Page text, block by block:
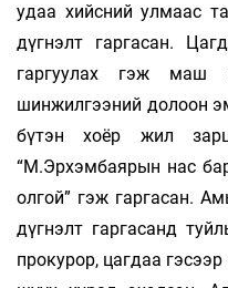
удаа хийсний улмаас
дүгнэлт гаргасан.
гаргуулах гэж маш
шинжилгээний долоон
бүтэн хоёр жил
“М.Эрхэмбаярын нас
олгой” гэж гаргасан.
дүгнэлт гаргасанд
прокурор, цагдаа